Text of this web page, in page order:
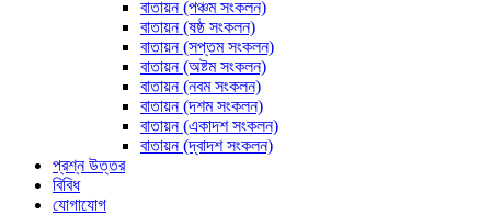
বাতায়ন (পঞ্চম সংকলন)
বাতায়ন (ষষ্ঠ সংকলন)
বাতায়ন (সপ্তম সংকলন)
বাতায়ন (অষ্টম সংকলন)
বাতায়ন (নবম সংকলন)
বাতায়ন (দশম সংকলন)
বাতায়ন (একাদশ সংকলন)
বাতায়ন (দ্বাদশ সংকলন)
প্রশ্ন উত্তর
বিবিধ
যোগাযোগ